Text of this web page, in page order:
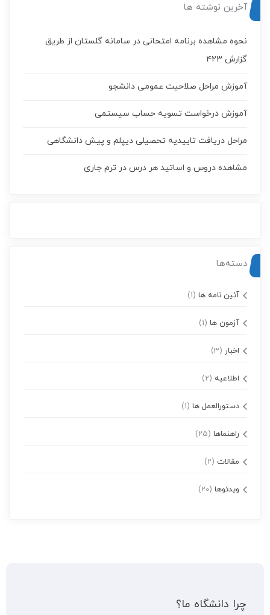
آخرین نوشته ها
نحوه مشاهده برنامه امتحانی در سامانه گلستان از طریق
گزارش ۴۲۳
آموزش مراحل صلاحیت عمومی دانشجو
آموزش درخواست تسويه حساب سيستمی
مراحل دریافت تاییدیه تحصیلی دیپلم و پیش دانشگاهی
مشاهده دروس و اساتید هر درس در ترم جاری
دسته‌ها
آئین نامه ها(1)
آزمون ها(1)
اخبار (3)
اطلاعیه (2)
دستورالعمل ها(1)
راهنماها(25)
مقالات (2)
ویدئوها(20)
چرا دانشگاه ما؟